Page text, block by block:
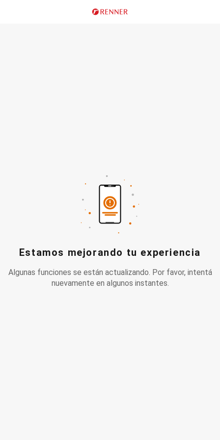
Estamos mejorando tu experiencia
Algunas funciones se están actualizando. Por favor, intentá
nuevamente en algunos instantes.